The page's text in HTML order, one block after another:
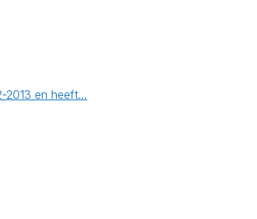
2013 en heeft…